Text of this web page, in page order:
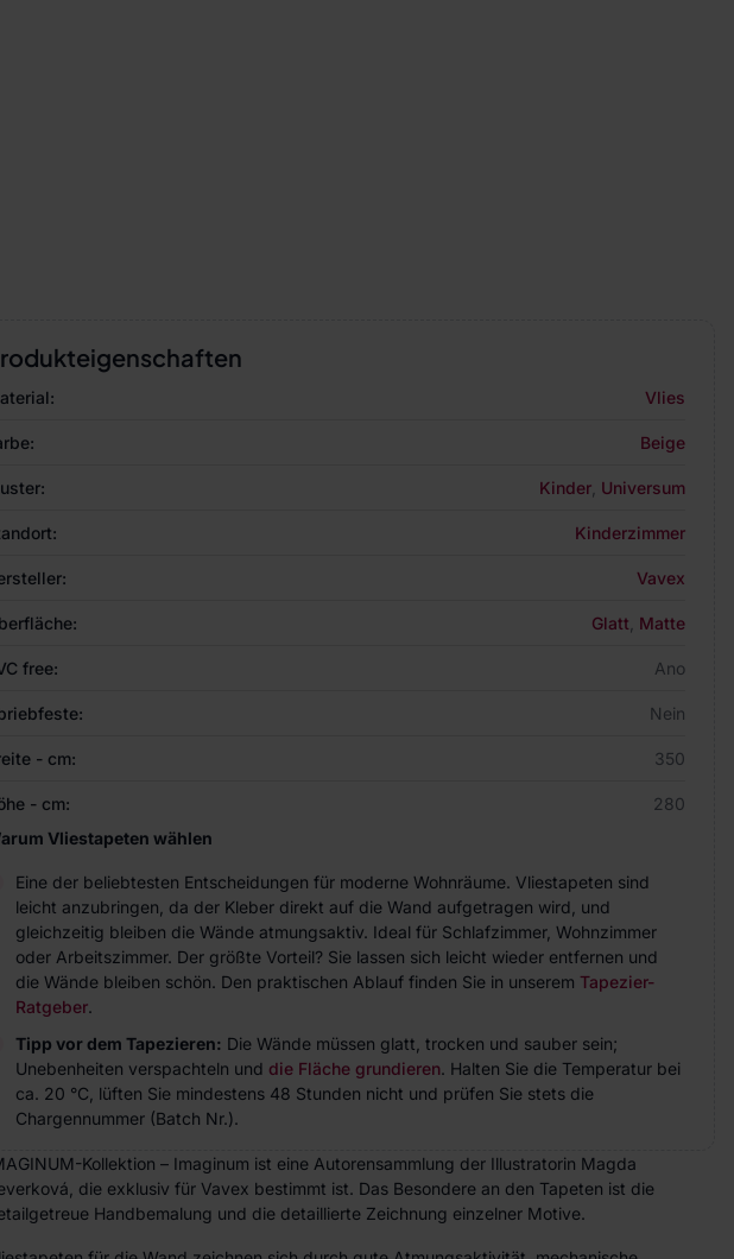
Vlies
Beige
Kinder Universum
Kinderzimmer
Vavex
Glatt Matte
free: Ano
Nein
- cm: 350
- cm:
280
Vliestapeten wählen
Eine der beliebtesten Entscheidungen für moderne Wohnräume. Vliestapeten sind
leicht anzubringen, da der Kleber direkt auf die Wand aufgetragen wird, und
gleichzeitig bleiben die Wände atmungsaktiv. Ideal für Schlafzimmer, Wohnzimmer
oder Arbeitszimmer. Der größte Vorteil? Sie lassen sich leicht wieder entfernen und
die Wände bleiben schön. Den praktischen Ablauf finden Sie in unserem Tapezier-
Ratgeber.
Tipp vor dem Tapezieren: Die Wände müssen glatt, trocken und sauber sein;
Unebenheiten verspachteln und die Fläche grundieren. Halten Sie die Temperatur bei
ca. 20 °C, lüften Sie mindestens 48 Stunden nicht und prüfen Sie stets die
Chargennummer (Batch Nr.).
Kollektion – Imaginum ist eine Autorensammlung der Illustratorin Magda
die exklusiv für Vavex bestimmt ist. Das Besondere an den Tapeten ist die
Handbemalung und die detaillierte Zeichnung einzelner Motive.